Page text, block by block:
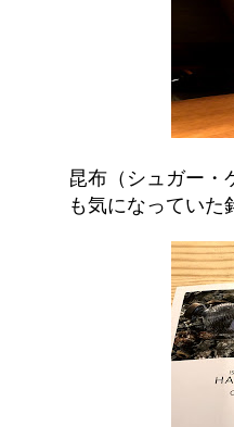
昆布（シュガー・
も気になっていた